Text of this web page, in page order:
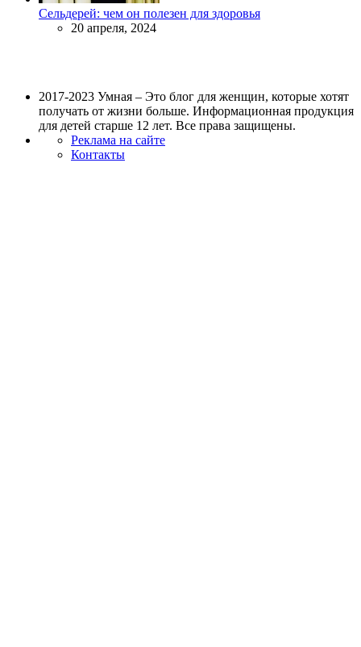
Сельдерей: чем он полезен для здоровья
20 апреля, 2024
2017-2023 Умная – Это блог для женщин, которые хотят
получать от жизни больше. Информационная продукция
для детей старше 12 лет. Все права защищены.
Реклама на сайте
Контакты